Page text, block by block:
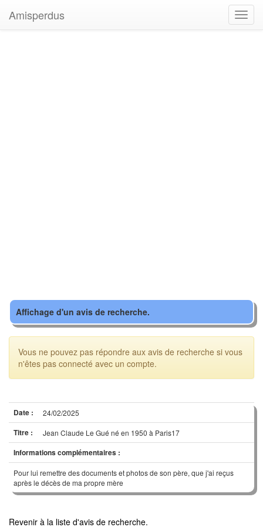
Amisperdus
Affichage d'un avis de recherche.
Vous ne pouvez pas répondre aux avis de recherche si vous
n'êtes pas connecté avec un compte.
Date : 24/02/2025
Titre : Jean Claude Le Gué né en 1950 à Paris17
Informations complémentaires :
Pour lui remettre des documents et photos de son père, que j'ai reçus
après le décès de ma propre mère
Revenir à la liste d'avis de recherche.